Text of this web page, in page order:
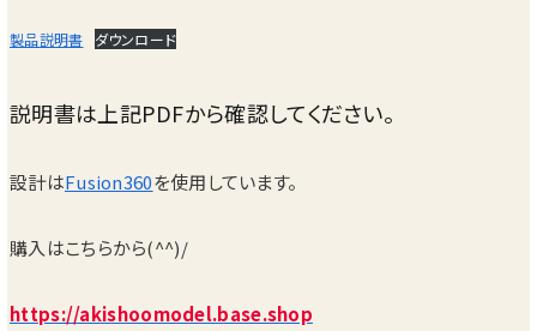
製品説明書 ダウンロード
説明書は上記PDFから確認してください。
設計はFusion360を使用しています。
購入はこちらから(^^)/
https://akishoomodel.base.shop